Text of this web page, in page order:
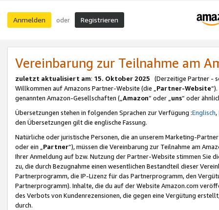
Anmelden oder Registrieren
Vereinbarung zur Teilnahme am
zuletzt aktualisiert am: 15. Oktober 2025 (Derzeitige Partner -
Willkommen auf Amazons Partner-Website (die „Partner-Website
genannten Amazon-Gesellschaften („Amazon“ oder „uns“ oder
Übersetzungen stehen in folgenden Sprachen zur Verfügung :Englisch,
den Übersetzungen gilt die englische Fassung.
Natürliche oder juristische Personen, die an unserem Marketing-
oder ein „Partner“), müssen die Vereinbarung zur Teilnahme am
Ihrer Anmeldung auf bzw. Nutzung der Partner-Website stimmen Sie
zu, die durch Bezugnahme einen wesentlichen Bestandteil dieser
Partnerprogramm, die IP-Lizenz für das Partnerprogramm, den
Partnerprogramm). Inhalte, die du auf der Website Amazon.com
des Verbots von Kundenrezensionen, die gegen eine Vergütung
durch.